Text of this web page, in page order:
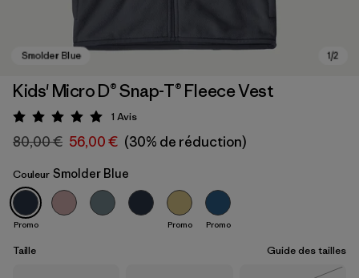
Kids' Micro D® Snap-T® Fleece Vest
Évaluation: 5 / 5
1 Avis
80,00 € 56,00 € (30% de réduction)
Couleur Smolder Blue
Promo Promo Promo
Taille Guide des tailles